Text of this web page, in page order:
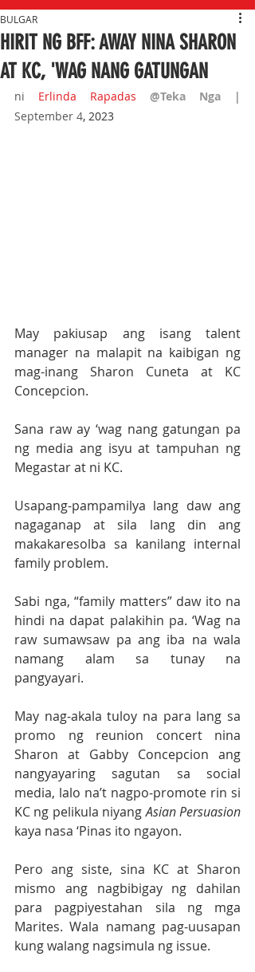
HIRIT NG BFF: AWAY NINA SHARON
AT KC, 'WAG NANG GATUNGAN
BULGAR
ni Erlinda Rapadas @Teka Nga
|
September 4, 2023
May pakiusap ang isang talent
manager na malapit na kaibigan ng
mag-inang Sharon Cuneta at KC
Concepcion.
Sana raw ay ‘wag nang gatungan pa
ng media ang isyu at tampuhan ng
Megastar at ni KC.
Usapang-pampamilya lang daw ang
nagaganap at sila lang din ang
makakaresolba sa kanilang internal
family problem.
Sabi nga, “family matters” daw ito na
hindi na dapat palakihin pa. ‘Wag na
raw sumawsaw pa ang iba na wala
namang alam sa tunay na
pangyayari.
May nag-akala tuloy na para lang sa
promo ng reunion concert nina
Sharon at Gabby Concepcion ang
nangyayaring sagutan sa social
media, lalo na’t nagpo-promote rin si
KC ng pelikula niyang Asian Persuasion
kaya nasa ‘Pinas ito ngayon.
Pero ang siste, sina KC at Sharon
mismo ang nagbibigay ng dahilan
para pagpiyestahan sila ng mga
Marites. Wala namang pag-uusapan
kung walang nagsimula ng issue.